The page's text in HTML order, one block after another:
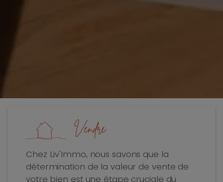
Vendre
Chez Liv'Immo, nous savons que la
détermination de la valeur de vente de
votre bien est une étape cruciale du